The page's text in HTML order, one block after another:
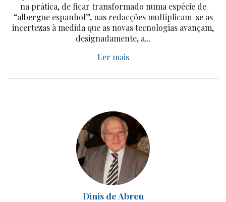
na prática, de ficar transformado numa espécie de
“albergue espanhol”, nas redacções multiplicam-se as
incertezas à medida que as novas tecnologias avançam,
designadamente, a...
Ler mais
Dinis de Abreu